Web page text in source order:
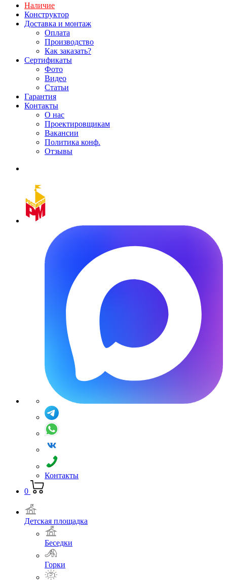
Наличие
Конструктор
Доставка и монтаж
Оплата
Производство
Как заказать?
Сертификаты
Фото
Видео
Статьи
Гарантия
Контакты
О нас
Проектировщикам
Вакансии
Политика конф.
Отзывы
Контакты
0
Детская площадка
Беседки
Горки